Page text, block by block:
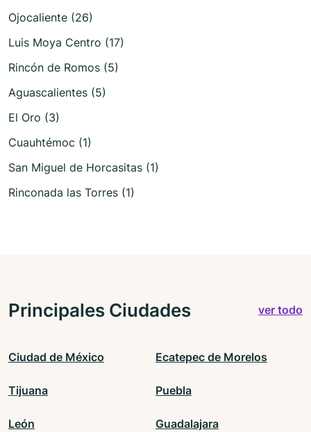
Ojocaliente (26)
Luis Moya Centro (17)
Rincón de Romos (5)
Aguascalientes (5)
El Oro (3)
Cuauhtémoc (1)
San Miguel de Horcasitas (1)
Rinconada las Torres (1)
Principales Ciudades ver todo
Ciudad de México Ecatepec de Morelos
Tijuana Puebla
León Guadalajara